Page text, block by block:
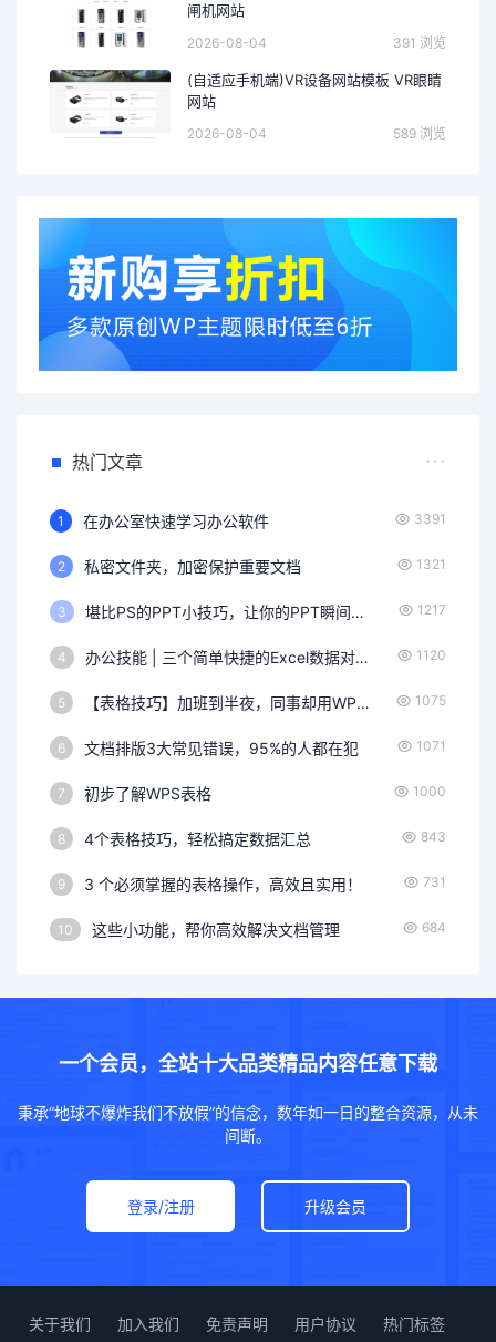
闸机网站
2026-08-04 391 浏览
(自适应手机端)VR设备网站模板 VR眼睛
网站
2026-08-04 589 浏览
热门文章
1 在办公室快速学习办公软件 3391
2 私密文件夹，加密保护重要文档 1321
3 堪比PS的PPT小技巧，让你的PPT瞬间高逼格 1217
4 办公技能 | 三个简单快捷的Excel数据对比技巧，掌握了月底不加班！ 1120
5 【表格技巧】加班到半夜，同事却用WPS表格小技巧10分钟搞定工作！ 1075
6 文档排版3大常见错误，95%的人都在犯 1071
7 初步了解WPS表格 1000
8 4个表格技巧，轻松搞定数据汇总 843
9 3 个必须掌握的表格操作，高效且实用！ 731
10 这些小功能，帮你高效解决文档管理 684
一个会员，全站十大品类精品内容任意下载
秉承“地球不爆炸我们不放假”的信念，数年如一日的整合资源，从未
间断。
登录/注册 升级会员
关于我们 加入我们 免责声明 用户协议 热门标签